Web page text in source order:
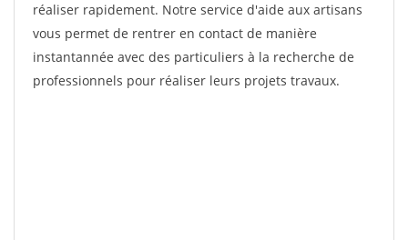
réaliser rapidement. Notre service d'aide aux artisans
vous permet de rentrer en contact de manière
instantannée avec des particuliers à la recherche de
professionnels pour réaliser leurs projets travaux.